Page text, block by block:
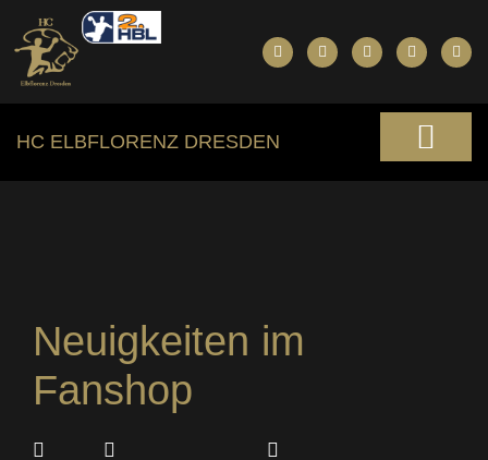
HC ELBFLORENZ DRESDEN
Neuigkeiten im
Fanshop